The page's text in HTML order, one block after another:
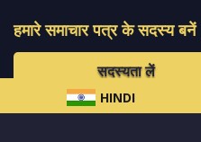
HINDI
हमारे समाचार पत्र के सदस्य बनें
सदस्यता लें